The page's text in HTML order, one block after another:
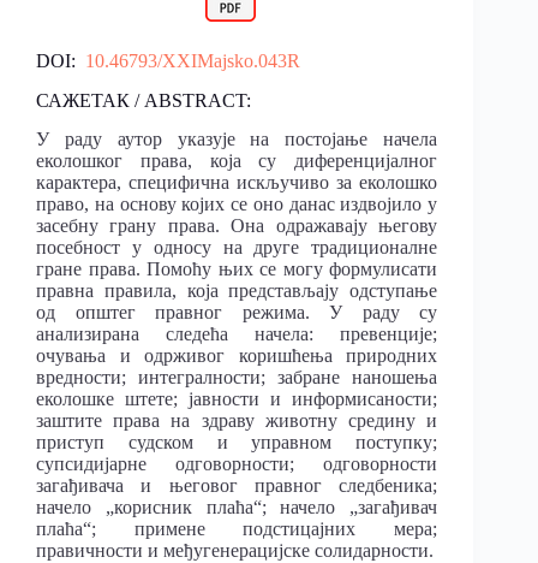
DOI: 10.46793/XXIMajsko.043R
САЖЕТАК / ABSTRACT:
У раду аутор указује на постојање начела
еколошког права, која су диференцијалног
карактера, специфична искључиво за еколошко
право, на основу којих се оно данас издвојило у
засебну грану права. Она одражавају његову
посебност у односу на друге традиционалне
гране права. Помоћу њих се могу формулисати
правна правила, која представљају одступање
од општег правног режима. У раду су
анализирана следећа начела: превенције;
очувања и одрживог коришћења природних
вредности; интегралности; забране наношења
еколошке штете; јавности и информисаности;
заштите права на здраву животну средину и
приступ судском и управном поступку;
супсидијарне одговорности; одговорности
загађивача и његовог правног следбеника;
начело „корисник плаћа“; начело „загађивач
плаћа“; примене подстицајних мера;
правичности и међугенерацијске солидарности.